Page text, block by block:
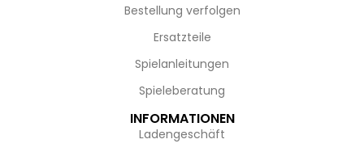
Bestellung verfolgen
Ersatzteile
Spielanleitungen
Spieleberatung
INFORMATIONEN
Ladengeschäft